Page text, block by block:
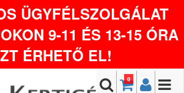
ÜGYFÉLSZOLGÁLAT
9-11 ÉS 13-15 ÓRA
ÉRHETŐ EL!
0